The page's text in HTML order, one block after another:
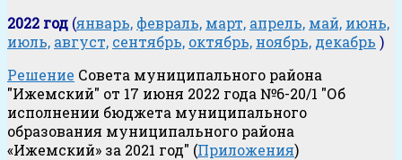
2022 год (январь, февраль, март, апрель, май, июнь,
июль, август, сентябрь, октябрь, ноябрь, декабрь )
Решение Совета муниципального района
"Ижемский" от 17 июня 2022 года №6-20/1 "Об
исполнении бюджета муниципального
образования муниципального района
«Ижемский» за 2021 год" (Приложения)